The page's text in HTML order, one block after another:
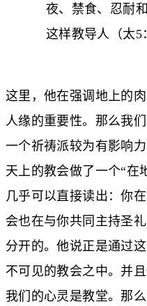
夜、禁食、忍耐
这样教导人（太5
这里，他在强调地上的
人缘的重要性。那么我
一个祈祷派较为有影响
天上的教会做了一个“在
几乎可以直接读出：你
会也在与你共同主持圣
分开的。他说正是通过
不可见的教会之中。并
我们的心灵是教堂。那